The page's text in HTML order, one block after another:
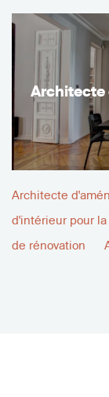
Architecte
Architecte
d'intérieur pour
de rénovation